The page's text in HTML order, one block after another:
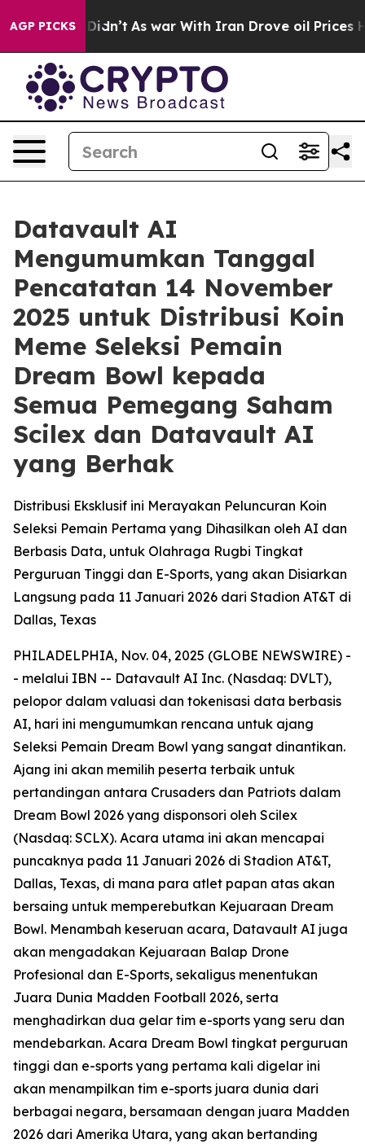
AGP PICKS
it Didn’t As war With Iran Drove oil Prices Higher,
Datavault AI
Mengumumkan Tanggal
Pencatatan 14 November
2025 untuk Distribusi Koin
Meme Seleksi Pemain
Dream Bowl kepada
Semua Pemegang Saham
Scilex dan Datavault AI
yang Berhak
Distribusi Eksklusif ini Merayakan Peluncuran Koin
Seleksi Pemain Pertama yang Dihasilkan oleh AI dan
Berbasis Data, untuk Olahraga Rugbi Tingkat
Perguruan Tinggi dan E-Sports, yang akan Disiarkan
Langsung pada 11 Januari 2026 dari Stadion AT&T di
Dallas, Texas
PHILADELPHIA, Nov. 04, 2025 (GLOBE NEWSWIRE) -
- melalui IBN -- Datavault AI Inc. (Nasdaq: DVLT),
pelopor dalam valuasi dan tokenisasi data berbasis
AI, hari ini mengumumkan rencana untuk ajang
Seleksi Pemain Dream Bowl yang sangat dinantikan.
Ajang ini akan memilih peserta terbaik untuk
pertandingan antara Crusaders dan Patriots dalam
Dream Bowl 2026 yang disponsori oleh Scilex
(Nasdaq: SCLX). Acara utama ini akan mencapai
puncaknya pada 11 Januari 2026 di Stadion AT&T,
Dallas, Texas, di mana para atlet papan atas akan
bersaing untuk memperebutkan Kejuaraan Dream
Bowl. Menambah keseruan acara, Datavault AI juga
akan mengadakan Kejuaraan Balap Drone
Profesional dan E-Sports, sekaligus menentukan
Juara Dunia Madden Football 2026, serta
menghadirkan dua gelar tim e-sports yang seru dan
mendebarkan. Acara Dream Bowl tingkat perguruan
tinggi dan e-sports yang pertama kali digelar ini
akan menampilkan tim e-sports juara dunia dari
berbagai negara, bersamaan dengan juara Madden
2026 dari Amerika Utara, yang akan bertanding